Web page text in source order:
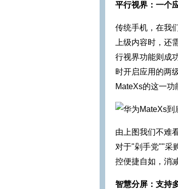
平行视界：一个
传统手机，在我
上级内容时，还
行视界功能则成
时开启应用的两
MateXs的这一功
由上图我们不难
对于"剁手党""采
控便捷自如，消
智慧分屏：支持